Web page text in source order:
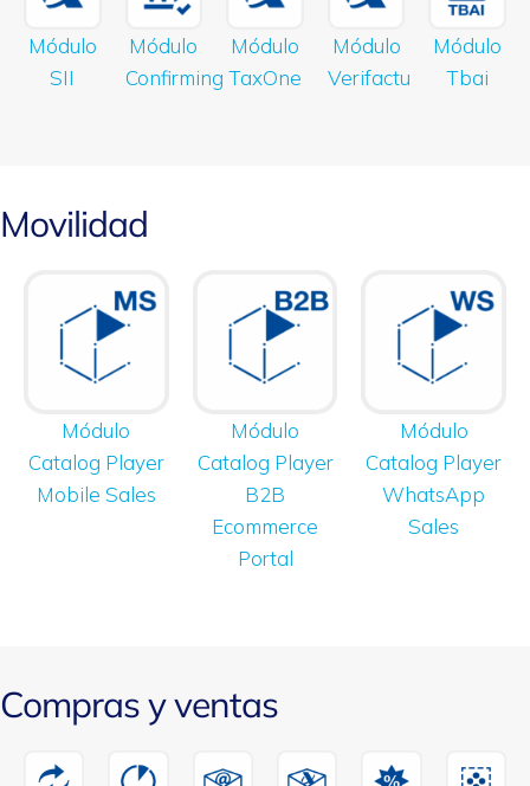
Módulo
SII
Módulo
Confirming
Módulo
TaxOne
Módulo
Verifactu
Módulo
Tbai
Movilidad
Módulo
Catalog Player
Mobile Sales
Módulo
Catalog Player
B2B
Ecommerce
Portal
Módulo
Catalog Player
WhatsApp
Sales
Compras y ventas